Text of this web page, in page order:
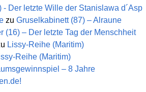
- Der letzte Wille der Stanislawa d´Asp
zu Gruselkabinett (87) – Alraune
(16) – Der letzte Tag der Menschheit
Lissy-Reihe (Maritim)
Reihe (Maritim)
– 8 Jahre